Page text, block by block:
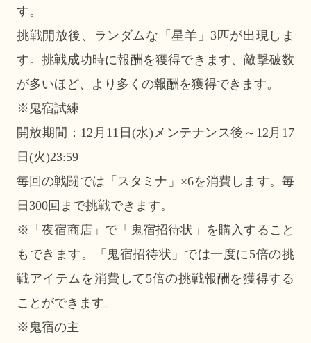
す。
挑戦開放後、ランダムな「星羊」3匹が出現しま
す。挑戦成功時に報酬を獲得できます、敵撃破数
が多いほど、より多くの報酬を獲得できます。
※鬼宿試練
開放期間：12月11日(水)メンテナンス後～12月17
日(火)23:59
毎回の戦闘では「スタミナ」×6を消費します。毎
日300回まで挑戦できます。
※「夜宿商店」で「鬼宿招待状」を購入すること
もできます。「鬼宿招待状」では一度に5倍の挑
戦アイテムを消費して5倍の挑戦報酬を獲得する
ことができます。
※鬼宿の主